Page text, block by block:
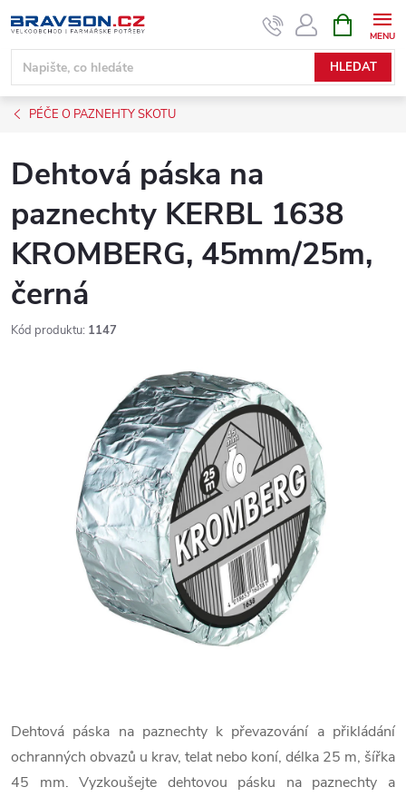
na
obsah
HLEDAT
NÁKUPNÍ
KOŠÍK
PÉČE O PAZNEHTY SKOTU
Dehtová páska na
paznechty KERBL 1638
KROMBERG, 45mm/25m,
černá
Kód produktu: 1147
Dehtová páska na paznechty k převazování a přikládání
ochranných obvazů u krav, telat nebo koní, délka 25 m, šířka
45 mm. Vyzkoušejte dehtovou pásku na paznechty a